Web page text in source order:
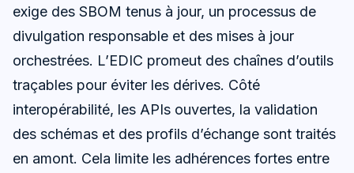
exige des SBOM tenus à jour, un processus de
divulgation responsable et des mises à jour
orchestrées. L’EDIC promeut des chaînes d’outils
traçables pour éviter les dérives. Côté
interopérabilité, les APIs ouvertes, la validation
des schémas et des profils d’échange sont traités
en amont. Cela limite les adhérences fortes entre